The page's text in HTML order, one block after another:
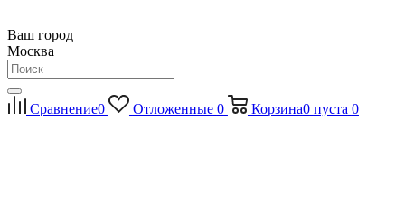
Ваш город
Москва
Сравнение0 Отложенные 0 Корзина0 пуста 0